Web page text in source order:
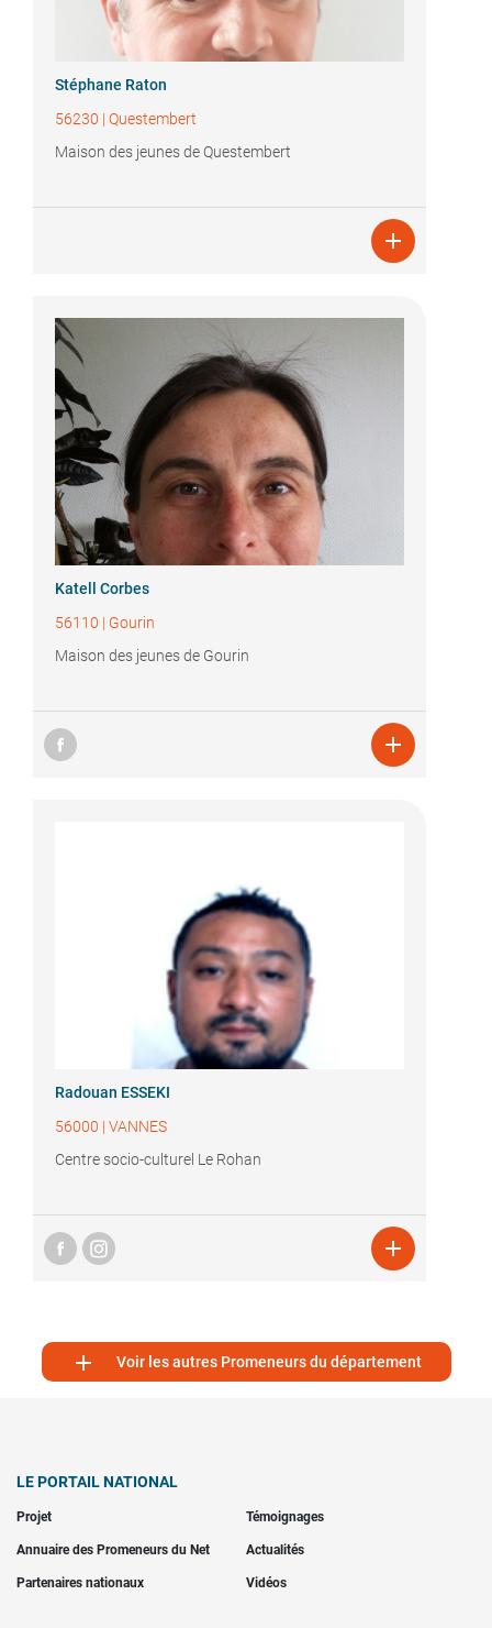
Stéphane Raton
56230 | Questembert
Maison des jeunes de Questembert

Katell Corbes
56110 | Gourin
Maison des jeunes de Gourin

Radouan ESSEKI
56000 | VANNES
Centre socio-culturel Le Rohan

 Voir les autres Promeneurs du département
LE PORTAIL NATIONAL
Projet Témoignages
Annuaire des Promeneurs du Net Actualités
Partenaires nationaux Vidéos